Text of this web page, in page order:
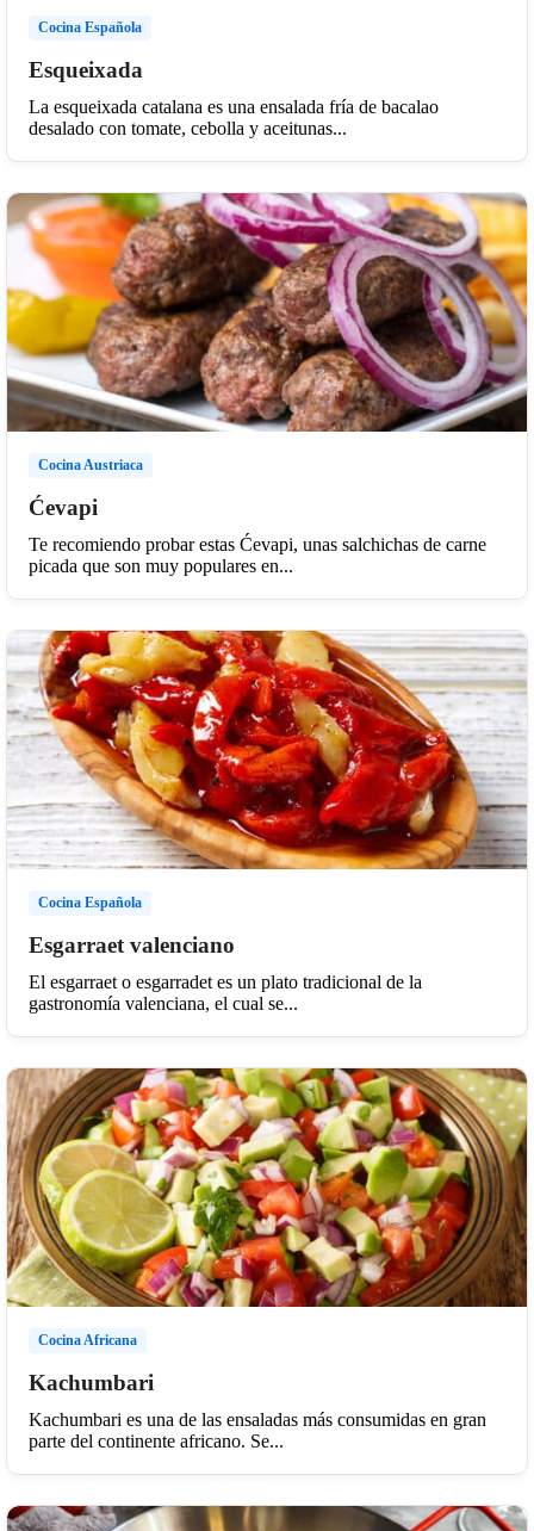
Cocina Española
Esqueixada
La esqueixada catalana es una ensalada fría de bacalao
desalado con tomate, cebolla y aceitunas...
Cocina Austriaca
Ćevapi
Te recomiendo probar estas Ćevapi, unas salchichas de carne
picada que son muy populares en...
Cocina Española
Esgarraet valenciano
El esgarraet o esgarradet es un plato tradicional de la
gastronomía valenciana, el cual se...
Cocina Africana
Kachumbari
Kachumbari es una de las ensaladas más consumidas en gran
parte del continente africano. Se...